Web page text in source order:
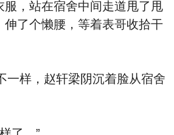
服，站在宿舍中间走道甩了甩
伸了个懒腰，等着表哥收拾干
样，赵轩梁阴沉着脸从宿舍